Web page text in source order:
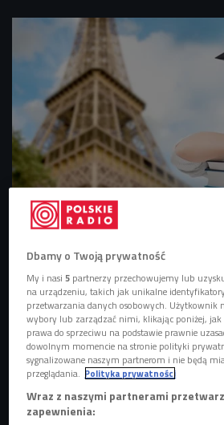
Zdj. ilustracyjne Foto: Syda Productions/
Dbamy o Twoją prywatność
My i nasi5 partnerzy przechowujemy lub
na urządzeniu, takich jak unikalne
przetwarzania danych osobowych. Użytkownik
wybory lub zarządzać nimi, klikając poniżej, jak
prawa do sprzeciwu na podstawie prawnie
dowolnym momencie na stronie polityki
sygnalizowane naszym partnerom i nie będą
przeglądania. Polityka prywatności
Wraz z naszymi partnerami
zapewnienia: